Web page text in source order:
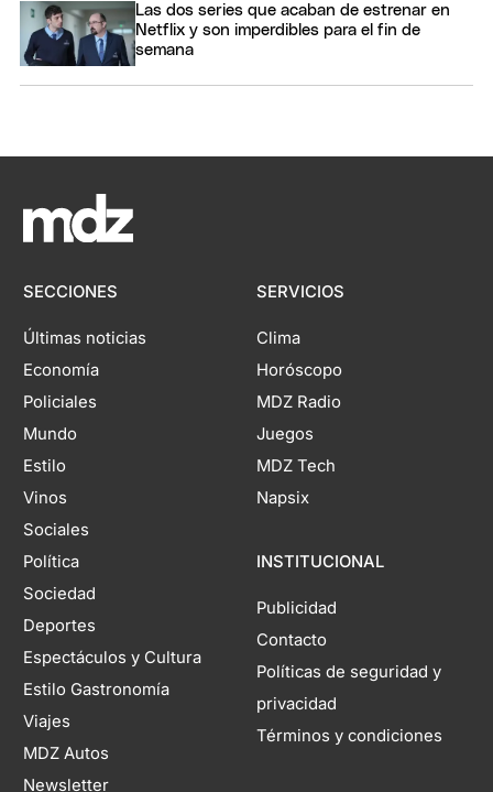
Las dos series que acaban de estrenar en
Netflix y son imperdibles para el fin de
semana
SECCIONES
Últimas noticias
Economía
Policiales
Mundo
Estilo
Vinos
Sociales
Política
Sociedad
Deportes
Espectáculos y Cultura
Estilo Gastronomía
Viajes
MDZ Autos
Newsletter
SERVICIOS
Clima
Horóscopo
MDZ Radio
Juegos
MDZ Tech
Napsix
INSTITUCIONAL
Publicidad
Contacto
Políticas de seguridad y
privacidad
Términos y condiciones